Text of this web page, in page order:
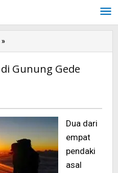
»
pendaki
diGunung Gede
Dua dari
empat
pendaki
asal